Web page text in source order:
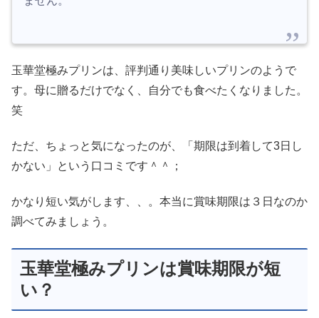
玉華堂極みプリンは、評判通り美味しいプリンのようで
す。母に贈るだけでなく、自分でも食べたくなりました。
笑
ただ、ちょっと気になったのが、「期限は到着して3日し
かない」という口コミです＾＾；
かなり短い気がします、、。本当に賞味期限は３日なのか
調べてみましょう。
玉華堂極みプリンは賞味期限が短
い？